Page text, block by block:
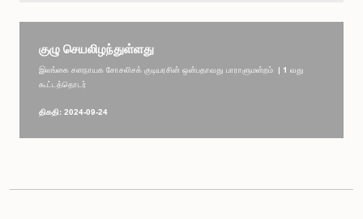
குழு செயலிழந்துள்ளது
இலங்கை சனநாயக சோசலிசக் குடியரசின் ஒன்பதாவது பாராளுமன்றம் | 1 வது
கூட்டத்தொடர்
திகதி: 2024-09-24